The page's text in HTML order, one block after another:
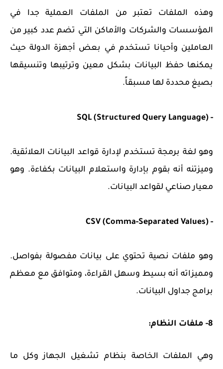
وهذه الملفات تعتبر من الملفات العملية جدا في
المؤسسات والشركات والأماكن التي تضم عدد كبير من
العاملين وأحيانا تستخدم في بعض أجهزة الدولة حيث
يمكنها حفظ البيانات بشكل معين وترتيبها وتنسيقها
بصيغ محددة لها مسبقاً.
- SQL (Structured Query Language)
وهو لغة برمجة تستخدم لإدارة قواعد البيانات العلائقية.
وميزتنه أنه بقوم بإدارة واستعلام البيانات بكفاءة. وهو
معيار صناعي لقواعد البيانات.
- CSV (Comma-Separated Values)
وهو ملفات نصية تحتوي على بيانات مفصولة بفواصل.
ومميزاته أنه بسيط وسهل القراءة، ومتوافق مع معظم
برامج جداول البيانات.
8- ملفات النظام:
وهي الملفات الخاصة بنظام تشغيل الجهاز وكل ما